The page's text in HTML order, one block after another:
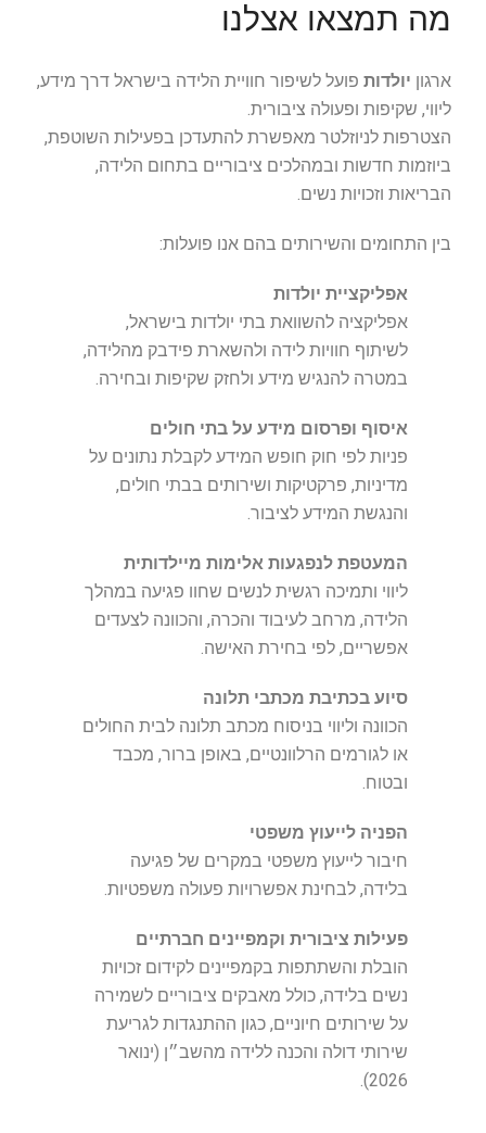
מה תמצאו אצלנו
ארגון יולדות פועל לשיפור חוויית הלידה בישראל דרך מידע,
ליווי, שקיפות ופעולה ציבורית.
הצטרפות לניוזלטר מאפשרת להתעדכן בפעילות השוטפת,
ביוזמות חדשות ובמהלכים ציבוריים בתחום הלידה,
הבריאות וזכויות נשים.
בין התחומים והשירותים בהם אנו פועלות:
אפליקציית יולדות
אפליקציה להשוואת בתי יולדות בישראל,
לשיתוף חוויות לידה ולהשארת פידבק מהלידה,
במטרה להנגיש מידע ולחזק שקיפות ובחירה.
איסוף ופרסום מידע על בתי חולים
פניות לפי חוק חופש המידע לקבלת נתונים על
מדיניות, פרקטיקות ושירותים בבתי חולים,
והנגשת המידע לציבור.
המעטפת לנפגעות אלימות מיילדותית
ליווי ותמיכה רגשית לנשים שחוו פגיעה במהלך
הלידה, מרחב לעיבוד והכרה, והכוונה לצעדים
אפשריים, לפי בחירת האישה.
סיוע בכתיבת מכתבי תלונה
הכוונה וליווי בניסוח מכתב תלונה לבית החולים
או לגורמים הרלוונטיים, באופן ברור, מכבד
ובטוח.
הפניה לייעוץ משפטי
חיבור לייעוץ משפטי במקרים של פגיעה
בלידה, לבחינת אפשרויות פעולה משפטיות.
פעילות ציבורית וקמפיינים חברתיים
הובלת והשתתפות בקמפיינים לקידום זכויות
נשים בלידה, כולל מאבקים ציבוריים לשמירה
על שירותים חיוניים, כגון ההתנגדות לגריעת
שירותי דולה והכנה ללידה מהשב״ן (ינואר
2026).